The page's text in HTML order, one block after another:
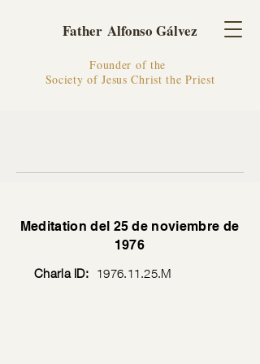
Father Alfonso Gálvez
Founder of the
Society of Jesus Christ the Priest
Meditation del 25 de noviembre de
1976
Charla ID: 1976.11.25.M